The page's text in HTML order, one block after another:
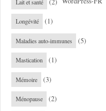
Lait et santé
Longévité (1)
Maladies auto-immunes (5)
Mastication (1)
Mémoire (3)
Ménopause (2)